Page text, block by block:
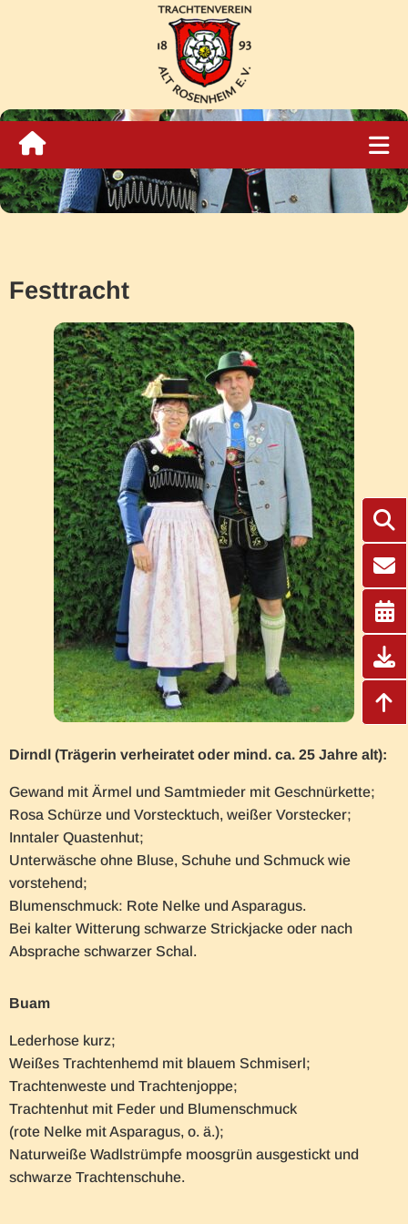
Festtracht
Dirndl (Trägerin verheiratet oder mind. ca. 25 Jahre alt):
Gewand mit Ärmel und Samtmieder mit Geschnürkette;
Rosa Schürze und Vorstecktuch, weißer Vorstecker;
Inntaler Quastenhut;
Unterwäsche ohne Bluse, Schuhe und Schmuck wie
vorstehend;
Blumenschmuck: Rote Nelke und Asparagus.
Bei kalter Witterung schwarze Strickjacke oder nach
Absprache schwarzer Schal.
Buam
Lederhose kurz;
Weißes Trachtenhemd mit blauem Schmiserl;
Trachtenweste und Trachtenjoppe;
Trachtenhut mit Feder und Blumenschmuck
(rote Nelke mit Asparagus, o. ä.);
Naturweiße Wadlstrümpfe moosgrün ausgestickt und
schwarze Trachtenschuhe.